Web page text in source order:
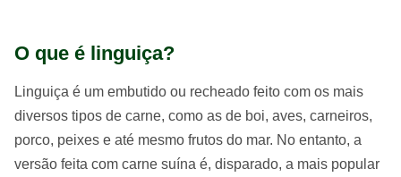
O que é linguiça?
Linguiça é um embutido ou recheado feito com os mais
diversos tipos de carne, como as de boi, aves, carneiros,
porco, peixes e até mesmo frutos do mar. No entanto, a
versão feita com carne suína é, disparado, a mais popular